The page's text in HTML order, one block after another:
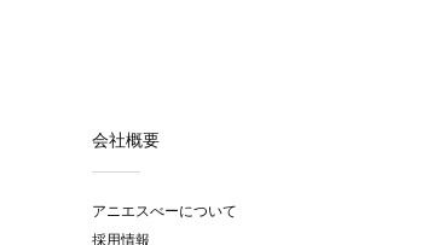
会社概要
アニエスべーについて
採用情報